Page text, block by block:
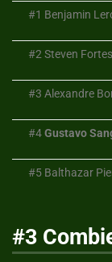
#1 Benjamin
#2 Steven Fortes
#3 Alexandre
#4Gustavo
#5 Balthazar
#3